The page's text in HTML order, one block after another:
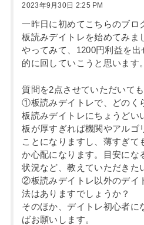
2023年9月30日 2:25 PM
一昨日に初めてこちらのブロ
板読みデイトレを始めてみま
やってみて、1200円利益を
的に回していこうと思います。
質問を2点させていただいて
①板読みデイトレで、どのく
板読みデイトレにちょうどい
板が厚すぎれば機関やアルゴ
ことになりますし、薄すぎて
か心配になります。目安にな
状況など、教えていただきた
②板読みデイトレ以外のデイ
法はありますでしょうか？
そのほか、デイトレ初心者に
ばお願いします。